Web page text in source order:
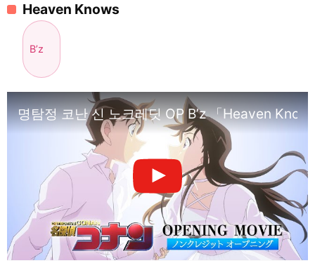
Heaven Knows
B’z
명탐정 코난 신 노크레딧 OP B’z 「Heaven